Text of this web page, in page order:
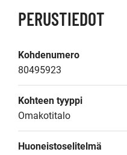
PERUSTIEDOT
Kohdenumero
80495923
Kohteen tyyppi
Omakotitalo
Huoneistoselitelmä